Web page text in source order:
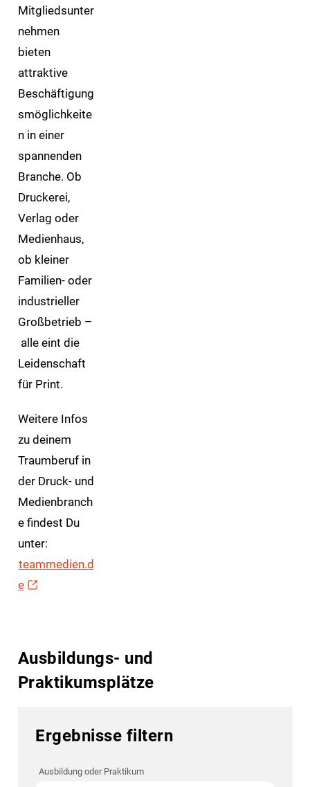
Mitgliedsunter
nehmen
bieten
attraktive
Beschäftigung
smöglichkeite
n in einer
spannenden
Branche. Ob
Druckerei,
Verlag oder
Medienhaus,
ob kleiner
Familien- oder
industrieller
Großbetrieb –
alle eint die
Leidenschaft
für Print.
Weitere Infos
zu deinem
Traumberuf in
der Druck- und
Medienbranch
e findest Du
unter:
teammedien.d
e
Ausbildungs- und
Praktikumsplätze
Ergebnisse filtern
Ausbildung oder Praktikum